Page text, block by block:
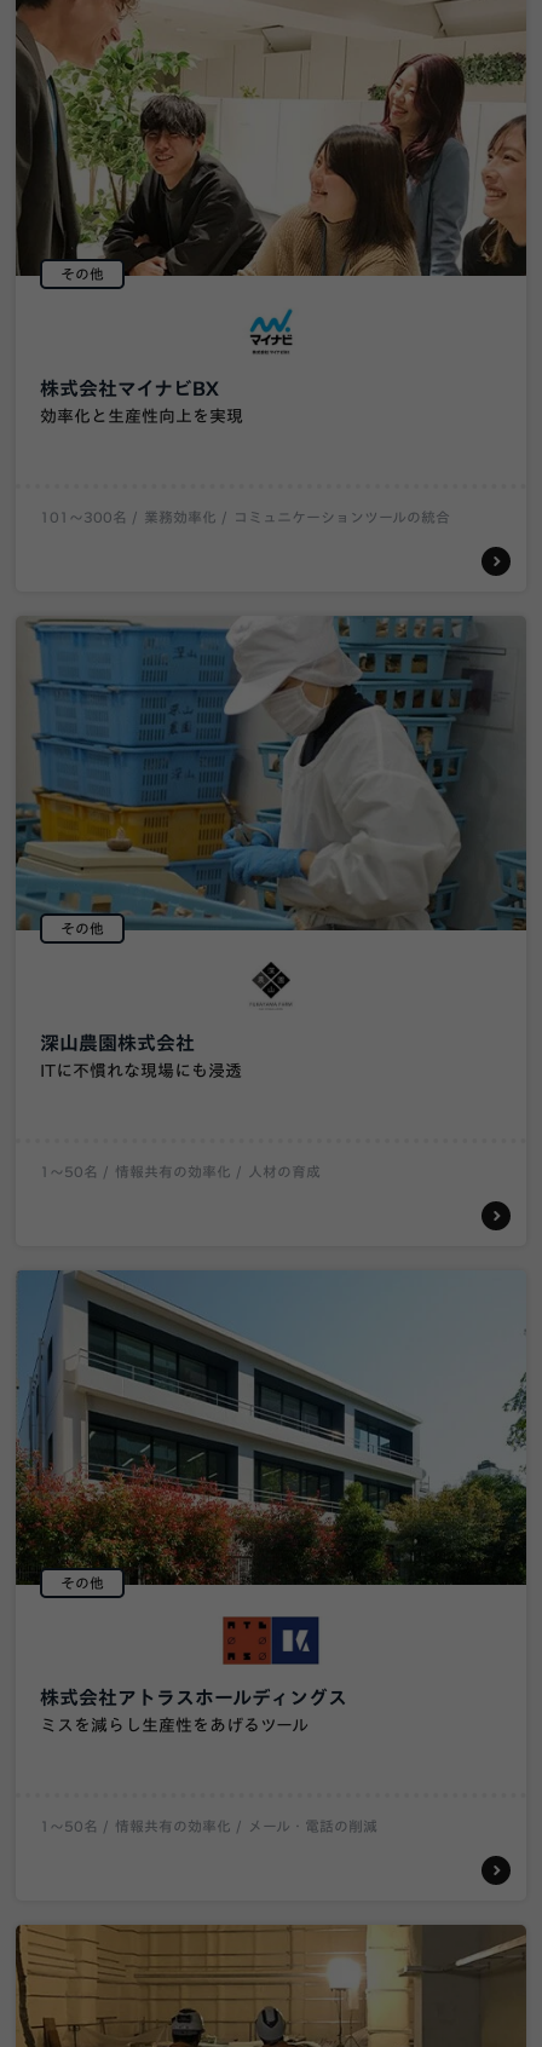
その他
株式会社マイナビBX
効率化と生産性向上を実現
101〜300名 業務効率化 コミュニケーションツールの統合
その他
深山農園株式会社
ITに不慣れな現場にも浸透
1〜50名 情報共有の効率化 人材の育成
その他
株式会社アトラスホールディングス
ミスを減らし生産性をあげるツール
1〜50名 情報共有の効率化 メール・電話の削減